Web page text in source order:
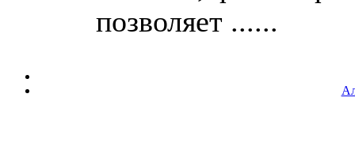
позволяет ......